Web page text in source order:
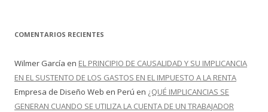
COMENTARIOS RECIENTES
Wilmer García en EL PRINCIPIO DE CAUSALIDAD Y SU IMPLICANCIA
EN EL SUSTENTO DE LOS GASTOS EN EL IMPUESTO A LA RENTA
Empresa de Diseño Web en Perú en ¿QUÉ IMPLICANCIAS SE
GENERAN CUANDO SE UTILIZA LA CUENTA DE UN TRABAJADOR